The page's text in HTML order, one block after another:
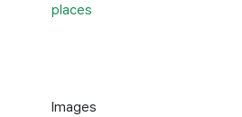
places
Images